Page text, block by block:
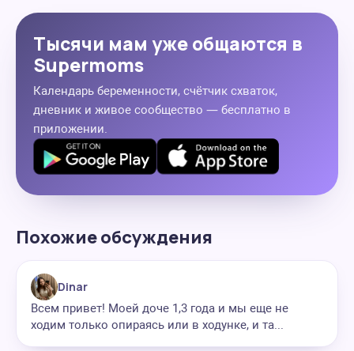
Тысячи мам уже общаются в
Supermoms
Календарь беременности, счётчик схваток,
дневник и живое сообщество — бесплатно в
приложении.
Похожие обсуждения
Dinar
Всем привет! Моей доче 1,3 года и мы еще не
ходим только опираясь или в ходунке, и та...